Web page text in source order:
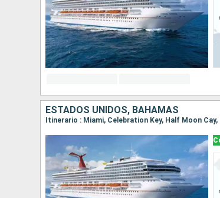
ESTADOS UNIDOS, BAHAMAS
Itinerario : Miami, Celebration Key, Half Moon Cay,